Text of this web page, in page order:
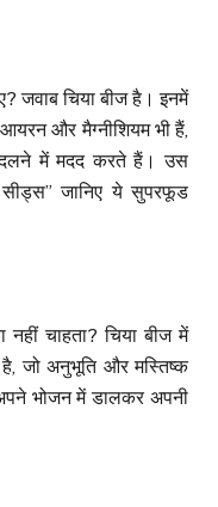
जवाब चिया बीज है। इनमें
आयरन और मैग्नीशियम भी हैं,
में मदद करते हैं। उस
सीड्स” जानिए ये सुपरफूड
नहीं चाहता? चिया बीज में
जो अनुभूति और मस्तिष्क
भोजन में डालकर अपनी